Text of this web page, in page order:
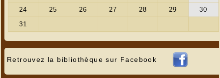
Retrouvez la bibliothèque sur Facebook